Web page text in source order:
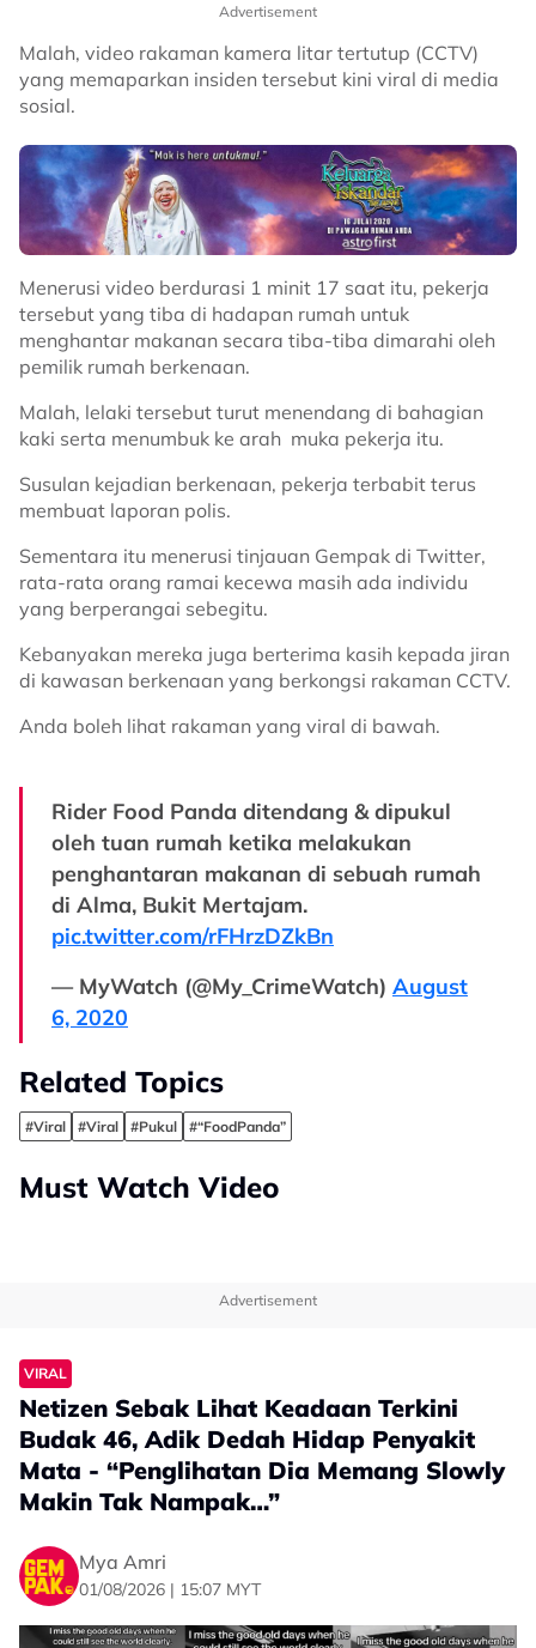
Tau…”Advertisement
Malah, video rakaman kamera litar tertutup (CCTV)
yang memaparkan insiden tersebut kini viral di media
sosial.
Menerusi video berdurasi 1 minit 17 saat itu, pekerja
tersebut yang tiba di hadapan rumah untuk
menghantar makanan secara tiba-tiba dimarahi oleh
pemilik rumah berkenaan.
Malah, lelaki tersebut turut menendang di bahagian
kaki serta menumbuk ke arah muka pekerja itu.
Susulan kejadian berkenaan, pekerja terbabit terus
membuat laporan polis.
Sementara itu menerusi tinjauan Gempak di Twitter,
rata-rata orang ramai kecewa masih ada individu
yang berperangai sebegitu.
Kebanyakan mereka juga berterima kasih kepada jiran
di kawasan berkenaan yang berkongsi rakaman CCTV.
Anda boleh lihat rakaman yang viral di bawah.
Rider Food Panda ditendang & dipukul
oleh tuan rumah ketika melakukan
penghantaran makanan di sebuah rumah
di Alma, Bukit Mertajam.
pic.twitter.com/rFHrzDZkBn
— MyWatch (@My_CrimeWatch) August
6, 2020
Related Topics
#Viral #Viral #Pukul #“FoodPanda”
Must Watch Video
Advertisement
VIRAL
Netizen Sebak Lihat Keadaan Terkini
Budak 46, Adik Dedah Hidap Penyakit
Mata - “Penglihatan Dia Memang Slowly
Makin Tak Nampak…”
Mya Amri
01/08/2026 | 15:07 MYT